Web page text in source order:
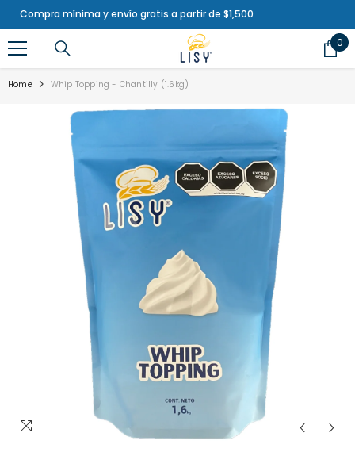
SKIP TO CONTENT
Compra mínima y envío gratis a partir de $1,500
0
0
Home Whip Topping - Chantilly (1.6kg)